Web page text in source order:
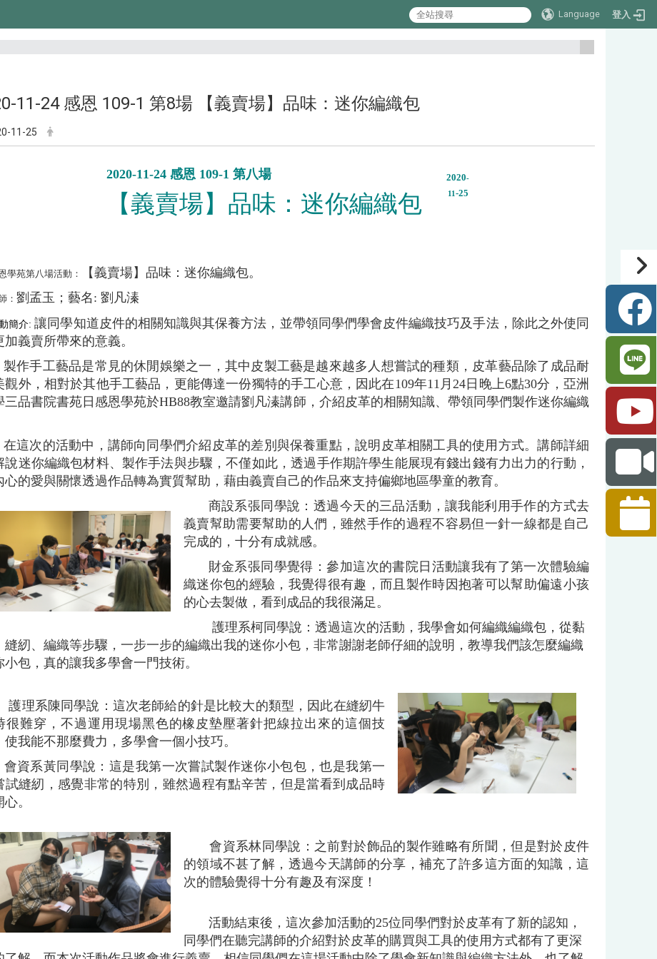
Language 登入
:::
11-24 感恩 109-1 第8場 【義賣場】品味：迷你編織包
11-25
2020-11-24 感恩 109-1 第八場
【義賣場】品味：迷你編織包
2020-
11 -25
學苑第八場活動： 【義賣場】品味：迷你編織包。
： 劉孟玉；藝名: 劉凡溱
簡介:讓同學知道皮件的相關知識與其保養方法，並帶領同學們學會皮件編織技巧及手法，除此之外使同
加義賣所帶來的意義。
製作手工藝品是常見的休閒娛樂之一，其中皮製工藝是越來越多人想嘗試的種類，皮革藝品除了成品耐
觀外，相對於其他手工藝品，更能傳達一份獨特的手工心意，因此在109年11月24日晚上6點30分，亞洲
三品書院書苑日感恩學苑於HB88教室邀請劉凡溱講師，介紹皮革的相關知識、帶領同學們製作迷你編織
在這次的活動中，講師向同學們介紹皮革的差別與保養重點，說明皮革相關工具的使用方式。講師詳細
說迷你編織包材料、製作手法與步驟，不僅如此，透過手作期許學生能展現有錢出錢有力出力的行動，
心的愛與關懷透過作品轉為實質幫助，藉由義賣自己的作品來支持偏鄉地區學童的教育。
商設系張同學說：透過今天的三品活動，讓我能利用手作的方式去
義賣幫助需要幫助的人們，雖然手作的過程不容易但一針一線都是自己
完成的，十分有成就感。
財金系張同學覺得：參加這次的書院日活動讓我有了第一次體驗編
織迷你包的經驗，我覺得很有趣，而且製作時因抱著可以幫助偏遠小孩
的心去製做，看到成品的我很滿足。
護理系柯同學說：透過這次的活動，我學會如何編織編織包，從黏
縫紉、編織等步驟，一步一步的編織出我的迷你小包，非常謝謝老師仔細的說明，教導我們該怎麼編織
小包，真的讓我多學會一門技術。
護理系陳同學說：這次老師給的針是比較大的類型，因此在縫紉牛
很難穿，不過運用現場黑色的橡皮墊壓著針把線拉出來的這個技
使我能不那麼費力，多學會一個小技巧。
會資系黃同學說：這是我第一次嘗試製作迷你小包包，也是我第一
試縫紉，感覺非常的特別，雖然過程有點辛苦，但是當看到成品時
。
會資系林同學說：之前對於飾品的製作雖略有所聞，但是對於皮件
的領域不甚了解，透過今天講師的分享，補充了許多這方面的知識，這
次的體驗覺得十分有趣及有深度！
活動結束後，這次參加活動的25位同學們對於皮革有了新的認知，
同學們在聽完講師的介紹對於皮革的購買與工具的使用方式都有了更深